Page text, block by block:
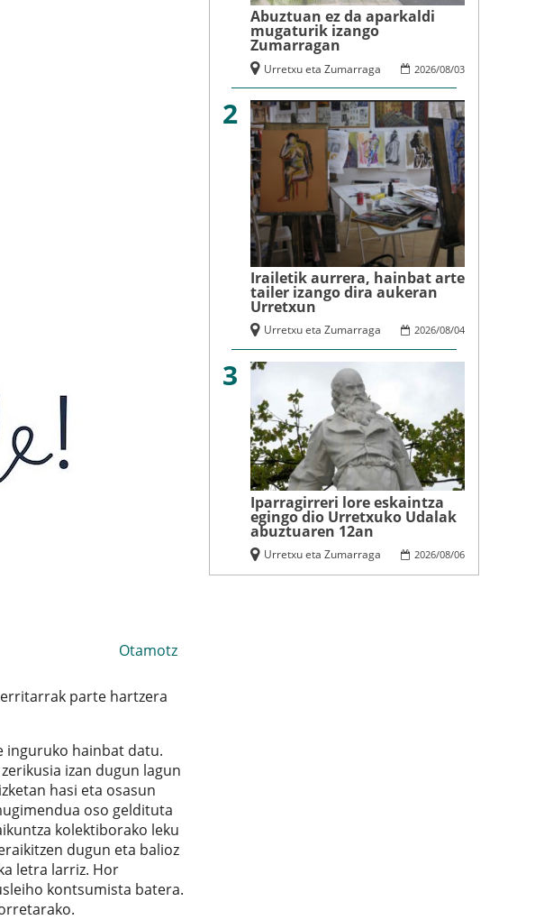
Otamotz
parte hartzera
inguruko hainbat datu.
izan dugun lagun
hasi eta osasun
oso geldituta
kolektiborako leku
dugun eta balioz
letra larriz. Hor
kontsumista batera.
Abuztuan ez da aparkaldi
mugaturik izango
Zumarragan
2026/08/03
Urretxu eta Zumarraga
2
Irailetik aurrera, hainbat arte
tailer izango dira aukeran
Urretxun
2026/08/04
Urretxu eta Zumarraga
3
Iparragirreri lore eskaintza
egingo dio Urretxuko Udalak
abuztuaren 12an
2026/08/06
Urretxu eta Zumarraga